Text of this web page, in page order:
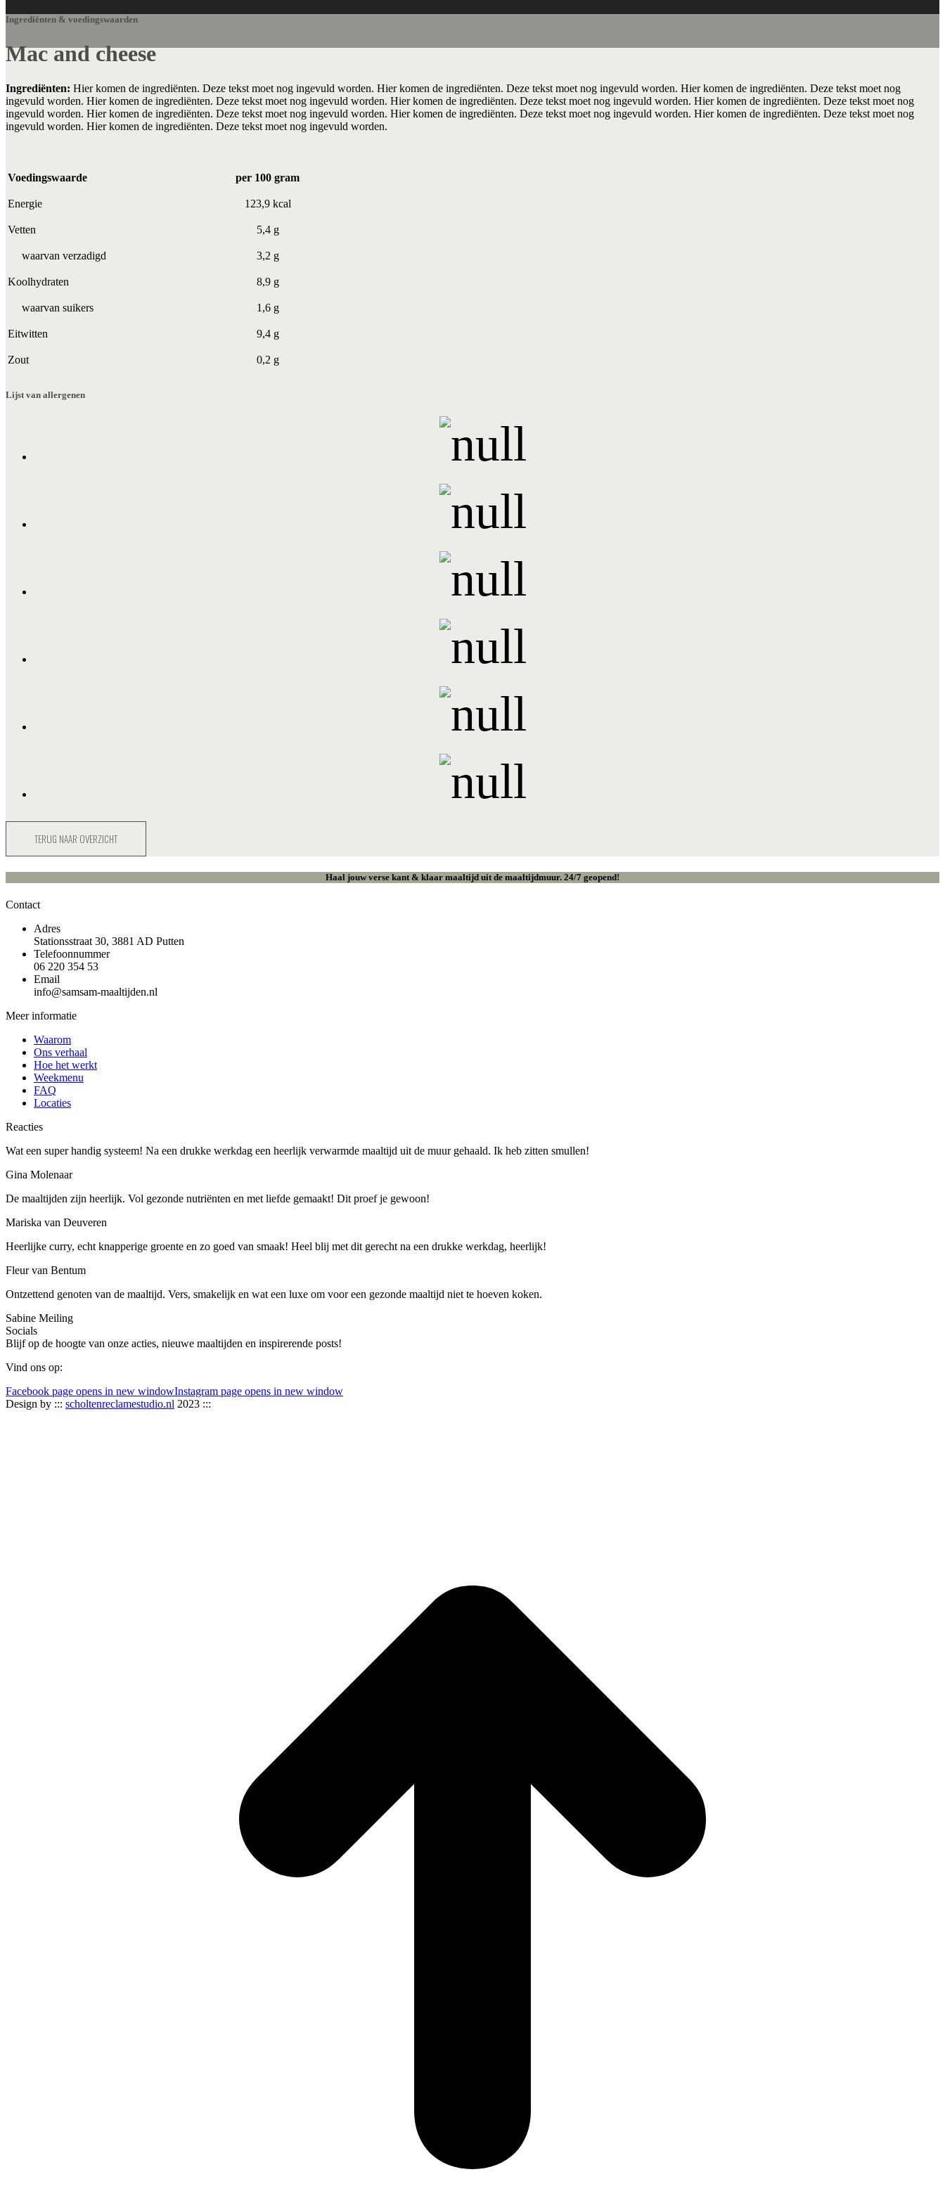
Ingrediënten & voedingswaarden
Mac and cheese
Ingrediënten: Hier komen de ingrediënten. Deze tekst moet nog ingevuld worden. Hier komen de ingrediënten. Deze tekst moet nog ingevuld worden. Hier komen de ingrediënten. Deze tekst moet nog
ingevuld worden. Hier komen de ingrediënten. Deze tekst moet nog ingevuld worden. Hier komen de ingrediënten. Deze tekst moet nog ingevuld worden. Hier komen de ingrediënten. Deze tekst moet nog
ingevuld worden. Hier komen de ingrediënten. Deze tekst moet nog ingevuld worden. Hier komen de ingrediënten. Deze tekst moet nog ingevuld worden. Hier komen de ingrediënten. Deze tekst moet nog
ingevuld worden. Hier komen de ingrediënten. Deze tekst moet nog ingevuld worden.
Voedingswaarde per 100 gram
Energie 123,9 kcal
Vetten 5,4 g
waarvan verzadigd 3,2 g
Koolhydraten 8,9 g
waarvan suikers 1,6 g
Eitwitten 9,4 g
Zout 0,2 g
Lijst van allergenen
TERUG NAAR OVERZICHT
Haal jouw verse kant & klaar maaltijd uit de maaltijdmuur. 24/7 geopend!
Contact
Adres
Stationsstraat 30, 3881 AD Putten
Telefoonnummer
06 220 354 53
Email
info@samsam-maaltijden.nl
Meer informatie
Waarom
Ons verhaal
Hoe het werkt
Weekmenu
FAQ
Locaties
Reacties
Wat een super handig systeem! Na een drukke werkdag een heerlijk verwarmde maaltijd uit de muur gehaald. Ik heb zitten smullen!
Gina Molenaar
De maaltijden zijn heerlijk. Vol gezonde nutriënten en met liefde gemaakt! Dit proef je gewoon!
Mariska van Deuveren
Heerlijke curry, echt knapperige groente en zo goed van smaak! Heel blij met dit gerecht na een drukke werkdag, heerlijk!
Fleur van Bentum
Ontzettend genoten van de maaltijd. Vers, smakelijk en wat een luxe om voor een gezonde maaltijd niet te hoeven koken.
Sabine Meiling
Socials
Blijf op de hoogte van onze acties, nieuwe maaltijden en inspirerende posts!
Vind ons op:
Facebook page opens in new windowInstagram page opens in new window
Design by ::: scholtenreclamestudio.nl 2023 :::